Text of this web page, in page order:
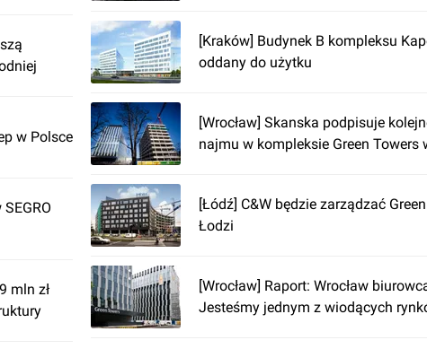
w Polsce
mln zł
[Kraków] Budynek B kompleksu
oddany do użytku
[Wrocław] Skanska podpisuje
najmu w kompleksie Green Towers
[Łódź] C&W będzie zarządzać
Łodzi
[Wrocław] Raport: Wrocław
Jesteśmy jednym z wiodących